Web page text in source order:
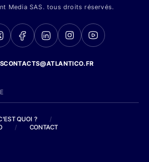
Media SAS. tous droits réservés.
QUOI ?
/
/ CONTACT